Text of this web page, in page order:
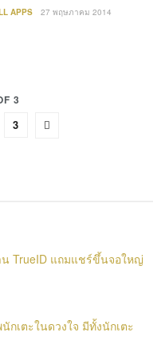
APPS 27 พฤษภาคม 2014
3
3
TrueID แถมแชร์ขึ้นจอใหญ่
กเตะในดวงใจ มีทั้งนักเตะ